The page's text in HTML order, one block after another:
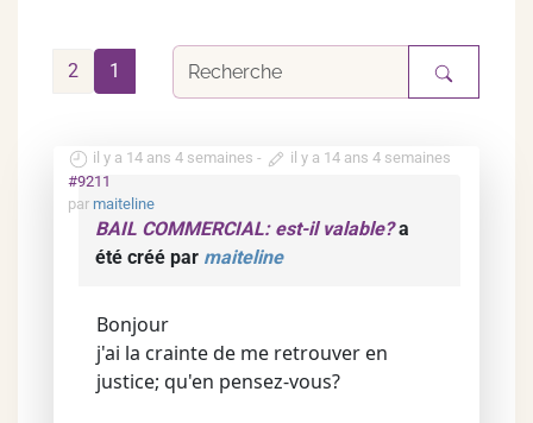
1
2
il y a 14 ans 4 semaines -
il y a 14 ans 4 semaines
#9211
par maiteline
BAIL COMMERCIAL: est-il valable?a
été créé par maiteline
Bonjour
j'ai la crainte de me retrouver en
justice; qu'en pensez-vous?